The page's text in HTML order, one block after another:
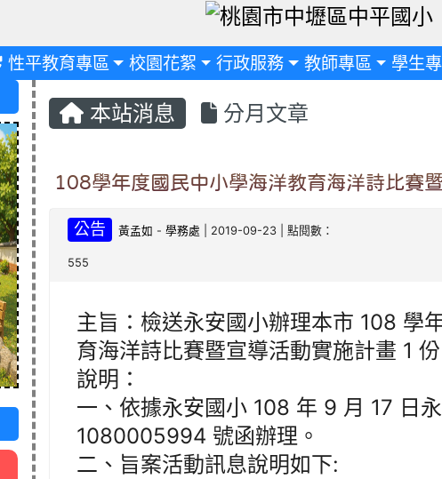
重新取得佈景設定
性平教育專區 校園花絮 行政服務 教師專區 學生
本站消息 分月文章
108學年度國民中小學海洋教育海洋詩比賽
公告 黃孟如 -學務處 | 2019-09-23 | 點閱數：
555
主旨：檢送永安國小辦理本市 108 學
育海洋詩比賽暨宣導活動實施計畫 1
說明：
一、依據永安國小 108 年 9 月 17 日
1080005994 號函辦理。
二、旨案活動訊息說明如下: